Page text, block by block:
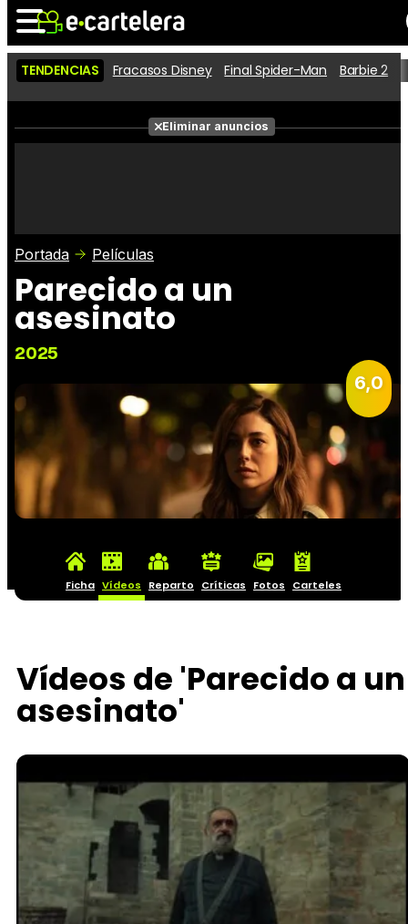
Noticias Cartelera
Películas
Críticas
TENDENCIAS Fracasos Disney Final Spider-Man Barbie 2
Eliminar anuncios
Portada Películas
Parecido a un
asesinato
2025
6,0
Ficha Vídeos Reparto Críticas Fotos Carteles
Vídeos de 'Parecido a un
asesinato'